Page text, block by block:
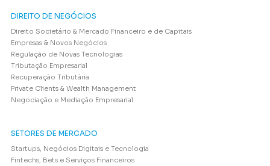
DIREITO DE NEGÓCIOS
Direito Societário & Mercado Financeiro e de Capitais
Empresas & Novos Negócios
Regulação de Novas Tecnologias
Tributação Empresarial
Recuperação Tributária
Private Clients & Wealth Management
Negociação e Mediação Empresarial
SETORES DE MERCADO
Startups, Negócios Digitais e Tecnologia
Fintechs, Bets e Serviços Financeiros